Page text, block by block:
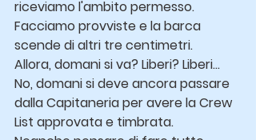
riceviamo l'ambito permesso.
Facciamo provviste e la barca
scende di altri tre centimetri.
Allora, domani si va? Liberi? Liberi…
No, domani si deve ancora passare
dalla Capitaneria per avere la Crew
List approvata e timbrata.